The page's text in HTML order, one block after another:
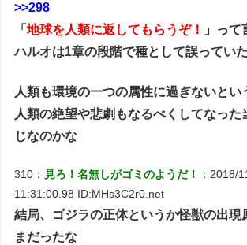
>>298
「地球を人類に返してもらうぞ！
」って
ハルオは1章の段階で種として誤ってい
人類も環境の一つの属性に過ぎないとい
人類の絶望や悲劇もなるべくしてなった
じなのかな
310： 見ろ！名無しがゴミのようだ！
：2018/
11:31:00.98 ID:MHs3C2r0.net
結局、ゴジラの正体というか怪獣の出現
まだったな